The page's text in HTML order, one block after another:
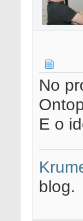
No
E o
blog.